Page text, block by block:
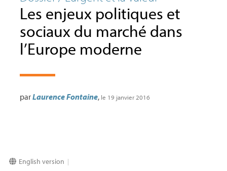
Les enjeux politiques et
sociaux du marché dans
l’Europe moderne
parLaurence Fontaine, le 19 janvier 2016
English version |